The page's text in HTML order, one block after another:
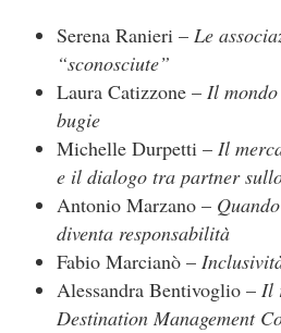
Serena Ranieri – Le
“sconosciute”
Laura Catizzone –Il mondo
bugie
Michelle Durpetti – Il
e il dialogo tra partner
Antonio Marzano –
diventa responsabilità
Fabio Marcianò –
Alessandra Bentivoglio – Il
Destination Management